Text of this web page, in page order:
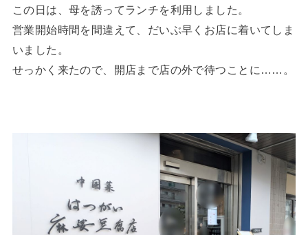
この日は、母を誘ってランチを利用しました。
営業開始時間を間違えて、だいぶ早くお店に着いてしま
いました。
せっかく来たので、開店まで店の外で待つことに……。